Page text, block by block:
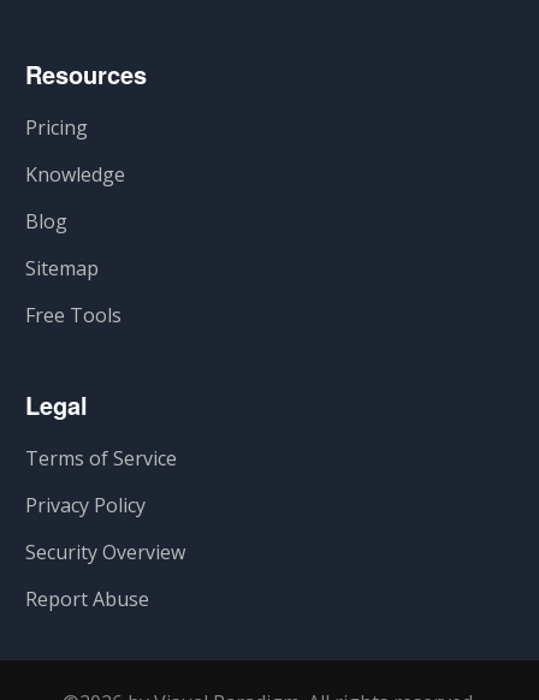
Resources
Pricing
Knowledge
Blog
Sitemap
Free Tools
Legal
Terms of Service
Privacy Policy
Security Overview
Report Abuse